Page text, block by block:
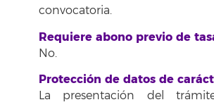
convocatoria.
Requiere abono previo de
No.
Protección de datos de
La presentación del